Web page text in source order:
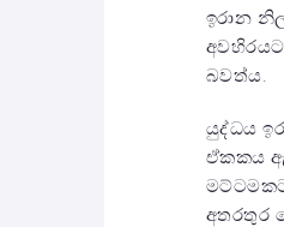
ඉරාන
බවත්ය.
යුද්ධය
ඒකකය
මට්ටමකට
අතරතුර